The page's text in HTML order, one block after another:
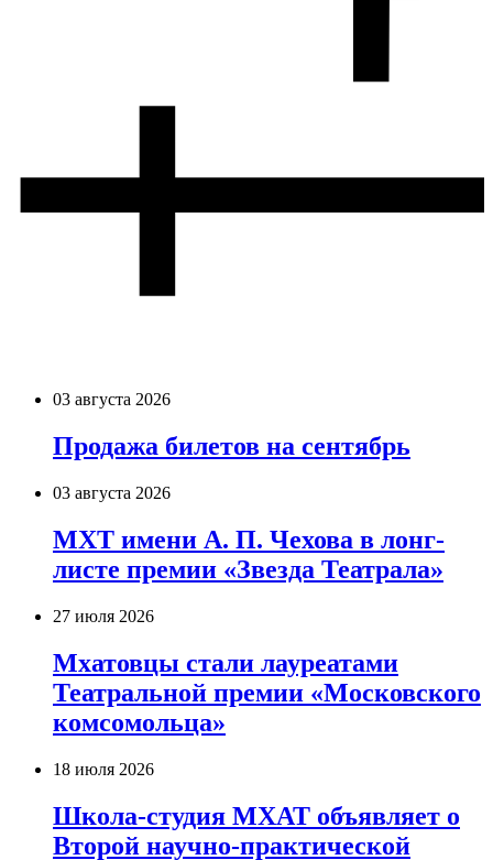
03 августа 2026
Продажа билетов на сентябрь
03 августа 2026
МХТ имени А. П. Чехова в лонг-
листе премии «Звезда Театрала»
27 июля 2026
Мхатовцы стали лауреатами
Театральной премии «Московского
комсомольца»
18 июля 2026
Школа-студия МХАТ объявляет о
Второй научно-практической